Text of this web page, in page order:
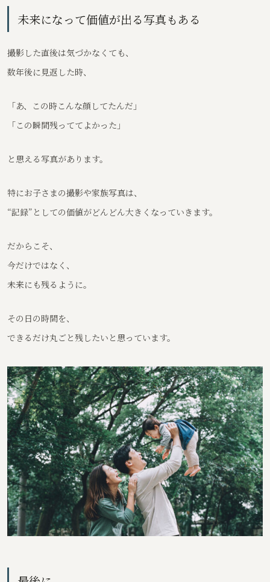
未来になって価値が出る写真もある
撮影した直後は気づかなくても、
数年後に見返した時、
「あ、この時こんな顔してたんだ」
「この瞬間残っててよかった」
と思える写真があります。
特にお子さまの撮影や家族写真は、
“記録”としての価値がどんどん大きくなっていきます。
だからこそ、
今だけではなく、
未来にも残るように。
その日の時間を、
できるだけ丸ごと残したいと思っています。